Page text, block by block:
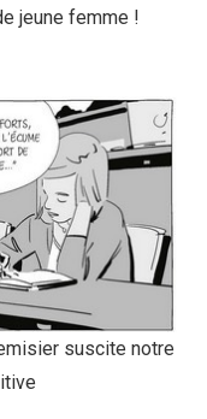
jeune femme !
suscite notre